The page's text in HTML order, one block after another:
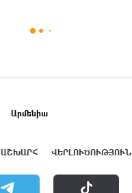
Արմենիա
ԱՇԽԱՐՀ ՎԵՐԼՈՒԾՈՒԹՅՈՒՆ